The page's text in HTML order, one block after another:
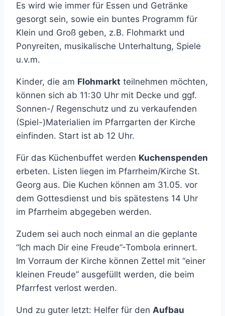
Es wird wie immer für Essen und Getränke
gesorgt sein, sowie ein buntes Programm für
Klein und Groß geben, z.B. Flohmarkt und
Ponyreiten, musikalische Unterhaltung, Spiele
u.v.m.
Kinder, die am Flohmarkt teilnehmen möchten,
können sich ab 11:30 Uhr mit Decke und ggf.
Sonnen-/ Regenschutz und zu verkaufenden
(Spiel-)Materialien im Pfarrgarten der Kirche
einfinden. Start ist ab 12 Uhr.
Für das Küchenbuffet werden Kuchenspenden
erbeten. Listen liegen im Pfarrheim/Kirche St.
Georg aus. Die Kuchen können am 31.05. vor
dem Gottesdienst und bis spätestens 14 Uhr
im Pfarrheim abgegeben werden.
Zudem sei auch noch einmal an die geplante
“Ich mach Dir eine Freude”-Tombola erinnert.
Im Vorraum der Kirche können Zettel mit “einer
kleinen Freude” ausgefüllt werden, die beim
Pfarrfest verlost werden.
Und zu guter letzt: Helfer für den Aufbau